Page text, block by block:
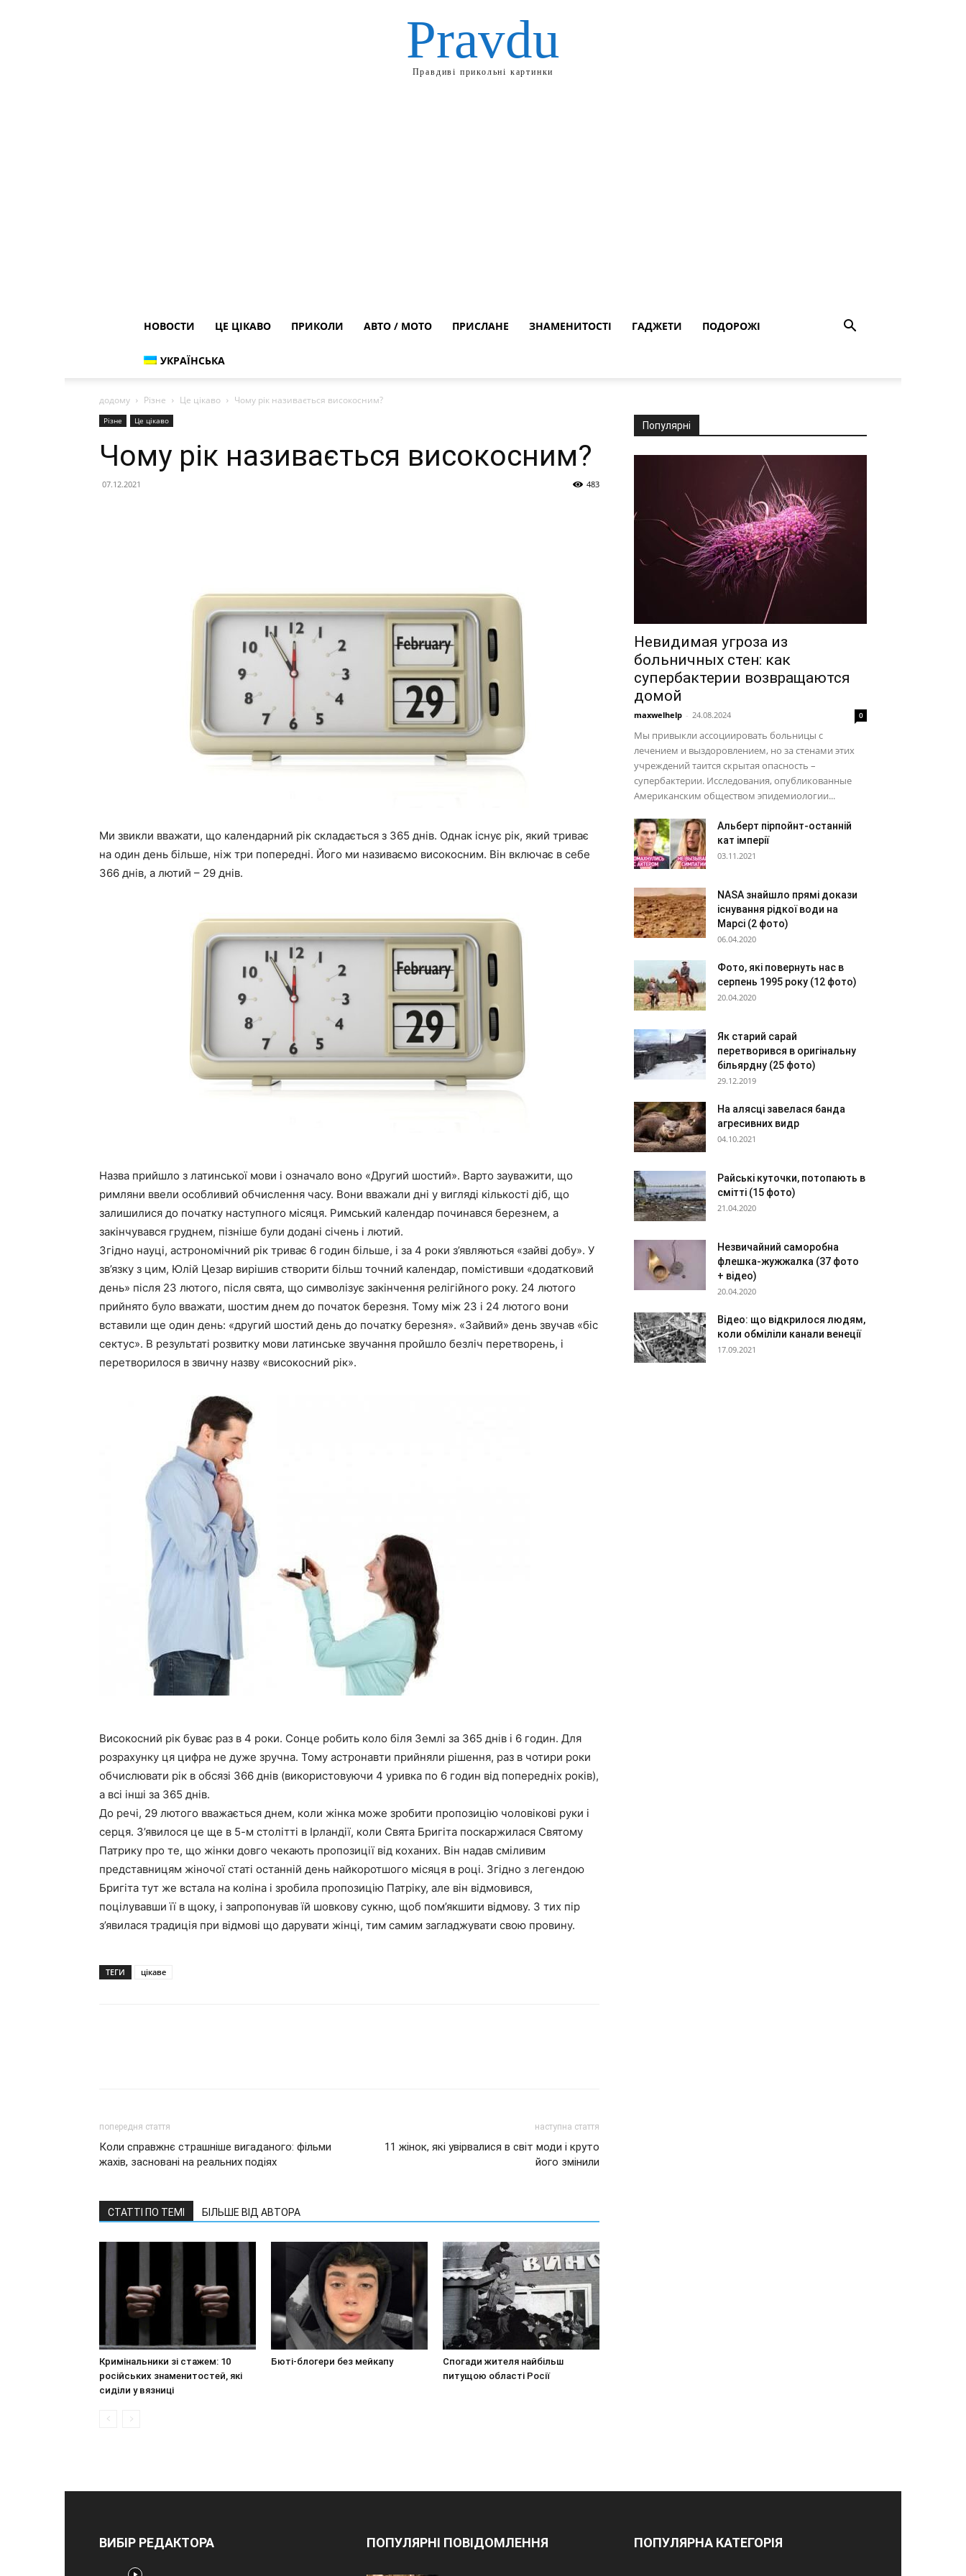
Pravdu
Правдиві прикольні картинки
НОВОСТИ ЦЕ ЦІКАВО ПРИКОЛИ АВТО / МОТО ПРИСЛАНЕ ЗНАМЕНИТОСТІ ГАДЖЕТИ ПОДОРОЖІ
УКРАЇНСЬКА
додому Різне Це цікаво Чому рік називається високосним?
Різне Це цікаво
Чому рік називається високосним?
07.12.2021 483
Ми звикли вважати, що календарний рік складається з 365 днів. Однак існує рік, який триває
на один день більше, ніж три попередні. Його ми називаємо високосним. Він включає в себе
366 днів, а лютий – 29 днів.
Назва прийшло з латинської мови і означало воно «Другий шостий». Варто зауважити, що
римляни ввели особливий обчислення часу. Вони вважали дні у вигляді кількості діб, що
залишилися до початку наступного місяця. Римський календар починався березнем, а
закінчувався груднем, пізніше були додані січень і лютий.
Згідно науці, астрономічний рік триває 6 годин більше, і за 4 роки з’являються «зайві добу». У
зв’язку з цим, Юлій Цезар вирішив створити більш точний календар, помістивши «додатковий
день» після 23 лютого, після свята, що символізує закінчення релігійного року. 24 лютого
прийнято було вважати, шостим днем до початок березня. Тому між 23 і 24 лютого вони
вставили ще один день: «другий шостий день до початку березня». «Зайвий» день звучав «біс
сектус». В результаті розвитку мови латинське звучання пройшло безліч перетворень, і
перетворилося в звичну назву «високосний рік».
Високосний рік буває раз в 4 роки. Сонце робить коло біля Землі за 365 днів і 6 годин. Для
розрахунку ця цифра не дуже зручна. Тому астронавти прийняли рішення, раз в чотири роки
обчислювати рік в обсязі 366 днів (використовуючи 4 уривка по 6 годин від попередніх років),
а всі інші за 365 днів.
До речі, 29 лютого вважається днем, коли жінка може зробити пропозицію чоловікові руки і
серця. З’явилося це ще в 5-м столітті в Ірландії, коли Свята Бригіта поскаржилася Святому
Патрику про те, що жінки довго чекають пропозиції від коханих. Він надав сміливим
представницям жіночої статі останній день найкоротшого місяця в році. Згідно з легендою
Бригіта тут же встала на коліна і зробила пропозицію Патріку, але він відмовився,
поцілувавши її в щоку, і запропонував їй шовкову сукню, щоб пом’якшити відмову. З тих пір
з’явилася традиція при відмові що дарувати жінці, тим самим загладжувати свою провину.
ТЕГИ цікаве
попередня стаття
Коли справжнє страшніше вигаданого: фільми
жахів, засновані на реальних подіях
наступна стаття
11 жінок, які увірвалися в світ моди і круто
його змінили
СТАТТІ ПО ТЕМІ БІЛЬШЕ ВІД АВТОРА
Кримінальники зі стажем: 10
російських знаменитостей, які
сиділи у вязниці
Бюті-блогери без мейкапу
Спогади жителя найбільш
питущою області Росії
Популярні
Невидимая угроза из
больничных стен: как
супербактерии возвращаются
домой
maxwelhelp - 24.08.2024 0
Мы привыкли ассоциировать больницы с
лечением и выздоровлением, но за стенами этих
учреждений таится скрытая опасность –
супербактерии. Исследования, опубликованные
Американским обществом эпидемиологии...
Альберт пірпойнт-останній
кат імперії
03.11.2021
NASA знайшло прямі докази
існування рідкої води на
Марсі (2 фото)
06.04.2020
Фото, які повернуть нас в
серпень 1995 року (12 фото)
20.04.2020
Як старий сарай
перетворився в оригінальну
більярдну (25 фото)
29.12.2019
На алясці завелася банда
агресивних видр
04.10.2021
Райські куточки, потопають в
смітті (15 фото)
21.04.2020
Незвичайний саморобна
флешка-жужжалка (37 фото
+ відео)
20.04.2020
Відео: що відкрилося людям,
коли обміліли канали венеції
17.09.2021
ВИБІР РЕДАКТОРА ПОПУЛЯРНІ ПОВІДОМЛЕННЯ ПОПУЛЯРНА КАТЕГОРІЯ